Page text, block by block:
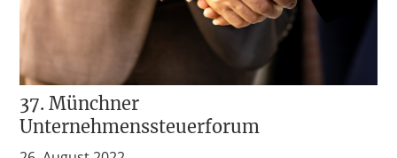
37. Münchner
Unternehmenssteuerforum